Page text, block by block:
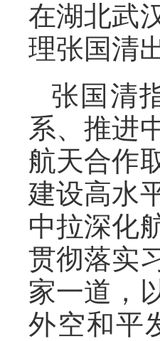
在湖北武
理张国清
张国清
系、推进
航天合作
建设高水
中拉深化
贯彻落实
家一道，
外空和平